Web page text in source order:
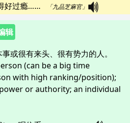
好过瘾……
「九品芝麻官」
辑
或很有来头、很有势力的人。
(can be a big time
with high ranking/position);
or authority; an individual